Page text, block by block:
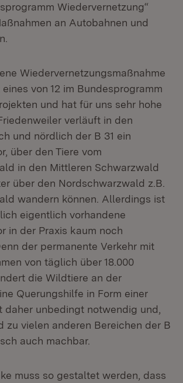
Wiedervernetzung“
an Autobahnen und
Wiedervernetzungsmaßnahme
von 12 im Bundesprogramm
und hat für uns sehr hohe
verläuft in den
und nördlich der B 31 ein
über den Tiere vom
in den Mittleren Schwarzwald
über den Nordschwarzwald z.B.
wandern können. Allerdings ist
eigentlich vorhandene
in der Praxis kaum noch
der permanente Verkehr mit
von täglich über 18.000
die Wildtiere an der
Querungshilfe in Form einer
daher unbedingt notwendig und,
zu vielen anderen Bereichen der B
auch machbar.
muss so gestaltet werden, dass